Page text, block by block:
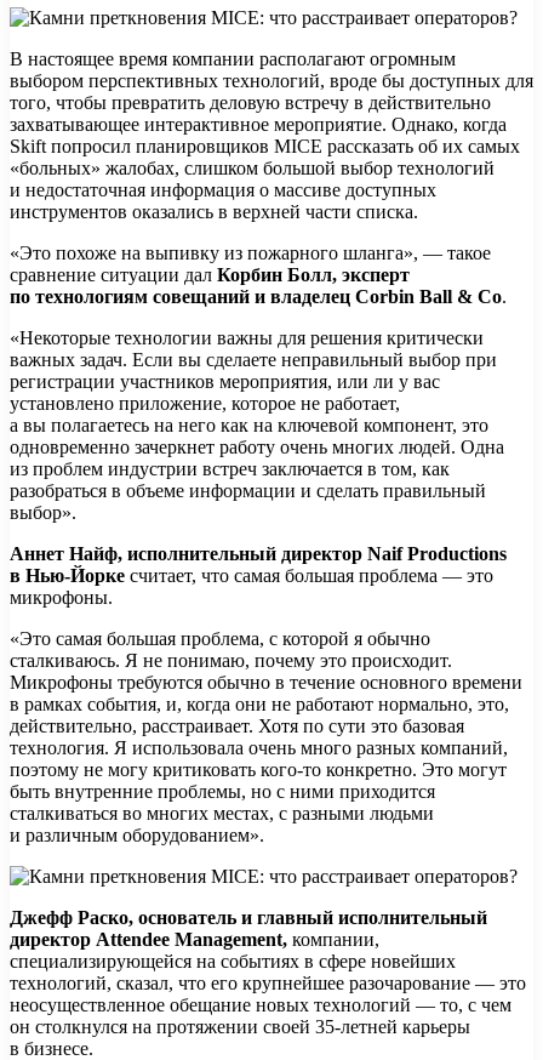
В настоящее время компании располагают огромным
выбором перспективных технологий, вроде бы доступных для
того, чтобы превратить деловую встречу в действительно
захватывающее интерактивное мероприятие. Однако, когда
Skift попросил планировщиков MICE рассказать об их самых
«больных» жалобах, слишком большой выбор технологий
и недостаточная информация о массиве доступных
инструментов оказались в верхней части списка.
«Это похоже на выпивку из пожарного шланга», — такое
сравнение ситуации дал Корбин Болл, эксперт
по технологиям совещаний и владелец Corbin Ball & Co.
«Некоторые технологии важны для решения критически
важных задач. Если вы сделаете неправильный выбор при
регистрации участников мероприятия, или ли у вас
установлено приложение, которое не работает,
а вы полагаетесь на него как на ключевой компонент, это
одновременно зачеркнет работу очень многих людей. Одна
из проблем индустрии встреч заключается в том, как
разобраться в объеме информации и сделать правильный
выбор».
Аннет Найф, исполнительный директор Naif Productions
в Нью-Йорке считает, что самая большая проблема — это
микрофоны.
«Это самая большая проблема, с которой я обычно
сталкиваюсь. Я не понимаю, почему это происходит.
Микрофоны требуются обычно в течение основного времени
в рамках события, и, когда они не работают нормально, это,
действительно, расстраивает. Хотя по сути это базовая
технология. Я использовала очень много разных компаний,
поэтому не могу критиковать кого-то конкретно. Это могут
быть внутренние проблемы, но с ними приходится
сталкиваться во многих местах, с разными людьми
и различным оборудованием».
Джефф Раско, основатель и главный исполнительный
директор Attendee Management, компании,
специализирующейся на событиях в сфере новейших
технологий, сказал, что его крупнейшее разочарование — это
неосуществленное обещание новых технологий — то, с чем
он столкнулся на протяжении своей 35-летней карьеры
в бизнесе.